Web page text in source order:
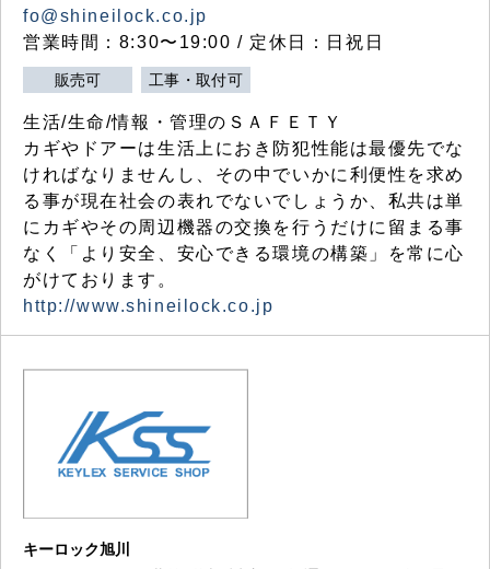
fo@shineilock.co.jp
営業時間：8:30〜19:00 / 定休日：日祝日
販売可 工事・取付可
生活/生命/情報・管理のＳＡＦＥＴＹ
カギやドアーは生活上におき防犯性能は最優先でな
ければなりませんし、その中でいかに利便性を求め
る事が現在社会の表れでないでしょうか、私共は単
にカギやその周辺機器の交換を行うだけに留まる事
なく「より安全、安心できる環境の構築」を常に心
がけております。
http://www.shineilock.co.jp
キーロック旭川